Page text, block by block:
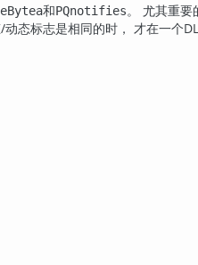
和PQnotifies。 尤其重
态标志是相同的时， 才在一个